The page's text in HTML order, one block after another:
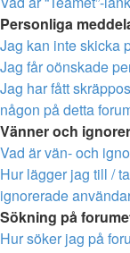
Personliga
Jag kan inte skicka
Jag får oönskade
Jag har fått
någon på detta
Vänner och
Vad är vän- och
Hur lägger jag till /
ignorerade
Sökning på
Hur söker jag på